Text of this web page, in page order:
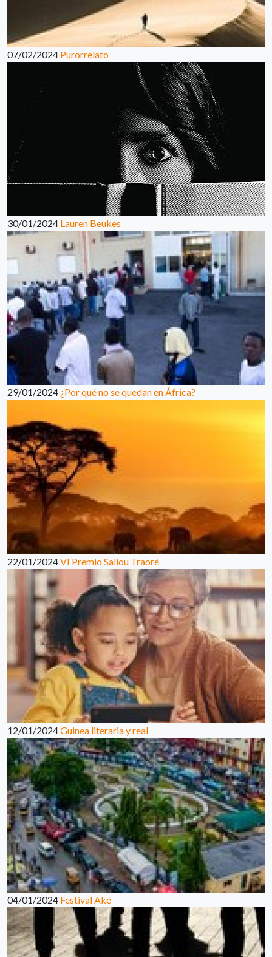
07/02/2024 Purorrelato
30/01/2024 Lauren Beukes
29/01/2024 ¿Por qué no se quedan en África?
22/01/2024VI Premio Saliou Traoré
12/01/2024Guinea literaria y real
04/01/2024 Festival Aké